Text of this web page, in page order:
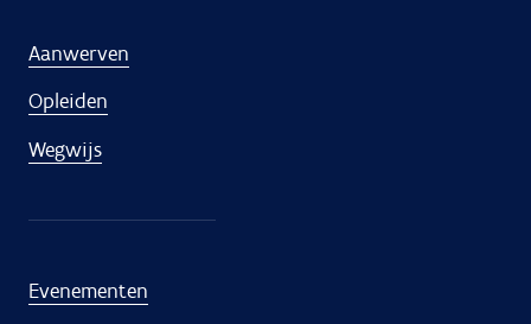
Aanwerven
Opleiden
Wegwijs
Evenementen